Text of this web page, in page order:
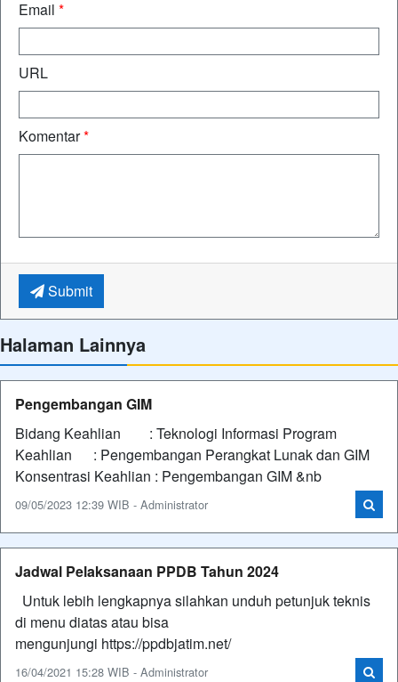
Email *
URL
Komentar*
Submit
Halaman Lainnya
Pengembangan GIM
Bidang Keahlian : Teknologi Informasi Program
Keahlian : Pengembangan Perangkat Lunak dan GIM
Konsentrasi Keahlian : Pengembangan GIM &nb
09/05/2023 12:39 WIB - Administrator
Jadwal Pelaksanaan PPDB Tahun 2024
Untuk lebih lengkapnya silahkan unduh petunjuk teknis
di menu diatas atau bisa
mengunjungi https://ppdbjatim.net/
16/04/2021 15:28 WIB - Administrator